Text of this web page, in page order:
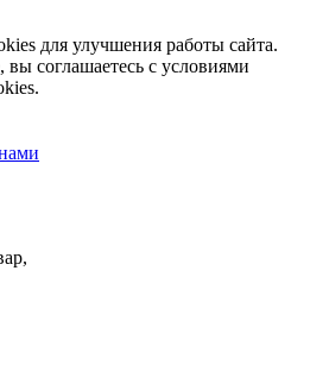
для улучшения работы сайта.
вы соглашаетесь с условиями